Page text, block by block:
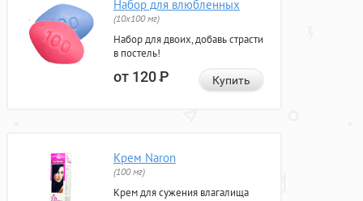
Набор для влюбленных
(10х100 мг)
Набор для двоих, добавь страсти
в постель!
от 120Р Купить
Крем Naron
(100 мг)
Крем для сужения влагалища